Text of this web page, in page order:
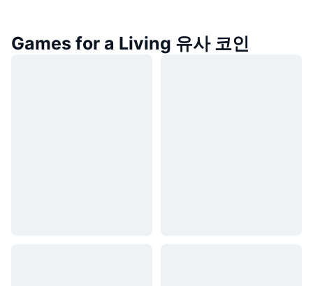
Games for a Living 유사 코인